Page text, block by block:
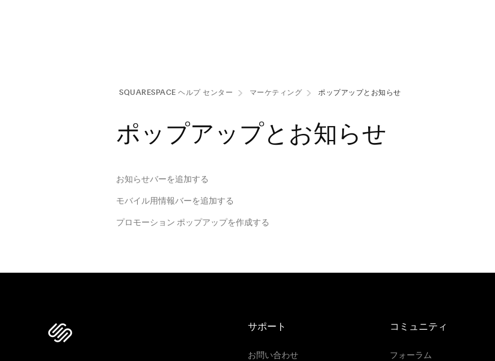
SQUARESPACE ヘルプ センタ⁠ー マーケティング ポップアップとお知らせ
ポップアップとお知らせ
お知らせバーを追加する
モバイル用情報バーを追加する
プロモーション ポップアップを作成する
サポート
お問い合わせ
コミュニティ
フォーラム